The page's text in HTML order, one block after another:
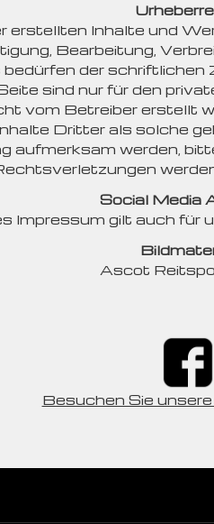
erstellten Inhalte und
Bearbeitung,
der
sind nur für den
vom Betreiber erstellt
Dritter als solche
aufmerksam werden,
Social Media
Impressum gilt auch für
Ascot
Besuchen Sie